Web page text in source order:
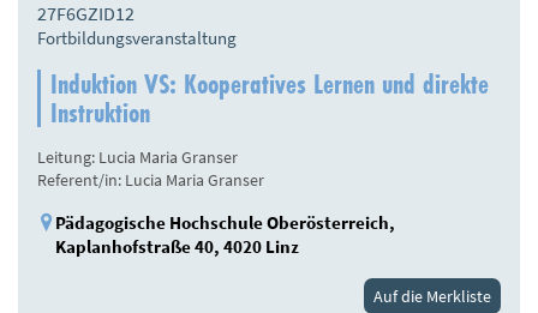
27F6GZID12
Fortbildungsveranstaltung
Induktion VS: Kooperatives Lernen und direkte
Instruktion
Leitung: Lucia Maria Granser
Referent/in: Lucia Maria Granser
Pädagogische Hochschule Oberösterreich,
Kaplanhofstraße 40, 4020 Linz
Auf die Merkliste